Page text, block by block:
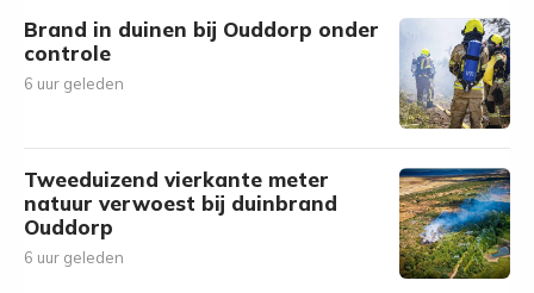
Brand in duinen bij Ouddorp onder
controle
6 uur geleden
Tweeduizend vierkante meter
natuur verwoest bij duinbrand
Ouddorp
6 uur geleden